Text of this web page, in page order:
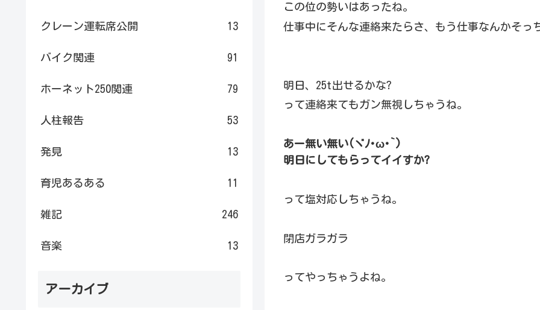
この位の勢いはあったね。
仕事中にそんな連絡来たらさ、 もう仕事なんかそっ
明日、25t出せるかな?
って連絡来てもガン無視しちゃうね。
あー無い無い(ヾﾉ･ω･`)
明日にしてもらってイイすか?
って塩対応しちゃうね。
閉店ガラガラ
ってやっちゃうよね。
クレーン運転席公開 13
バイク関連 91
ホーネット250関連 79
人柱報告 53
発見 13
育児あるある 11
雑記 246
音楽 13
アーカイブ